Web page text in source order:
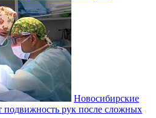
Новосибирские
подвижность рук после сложных